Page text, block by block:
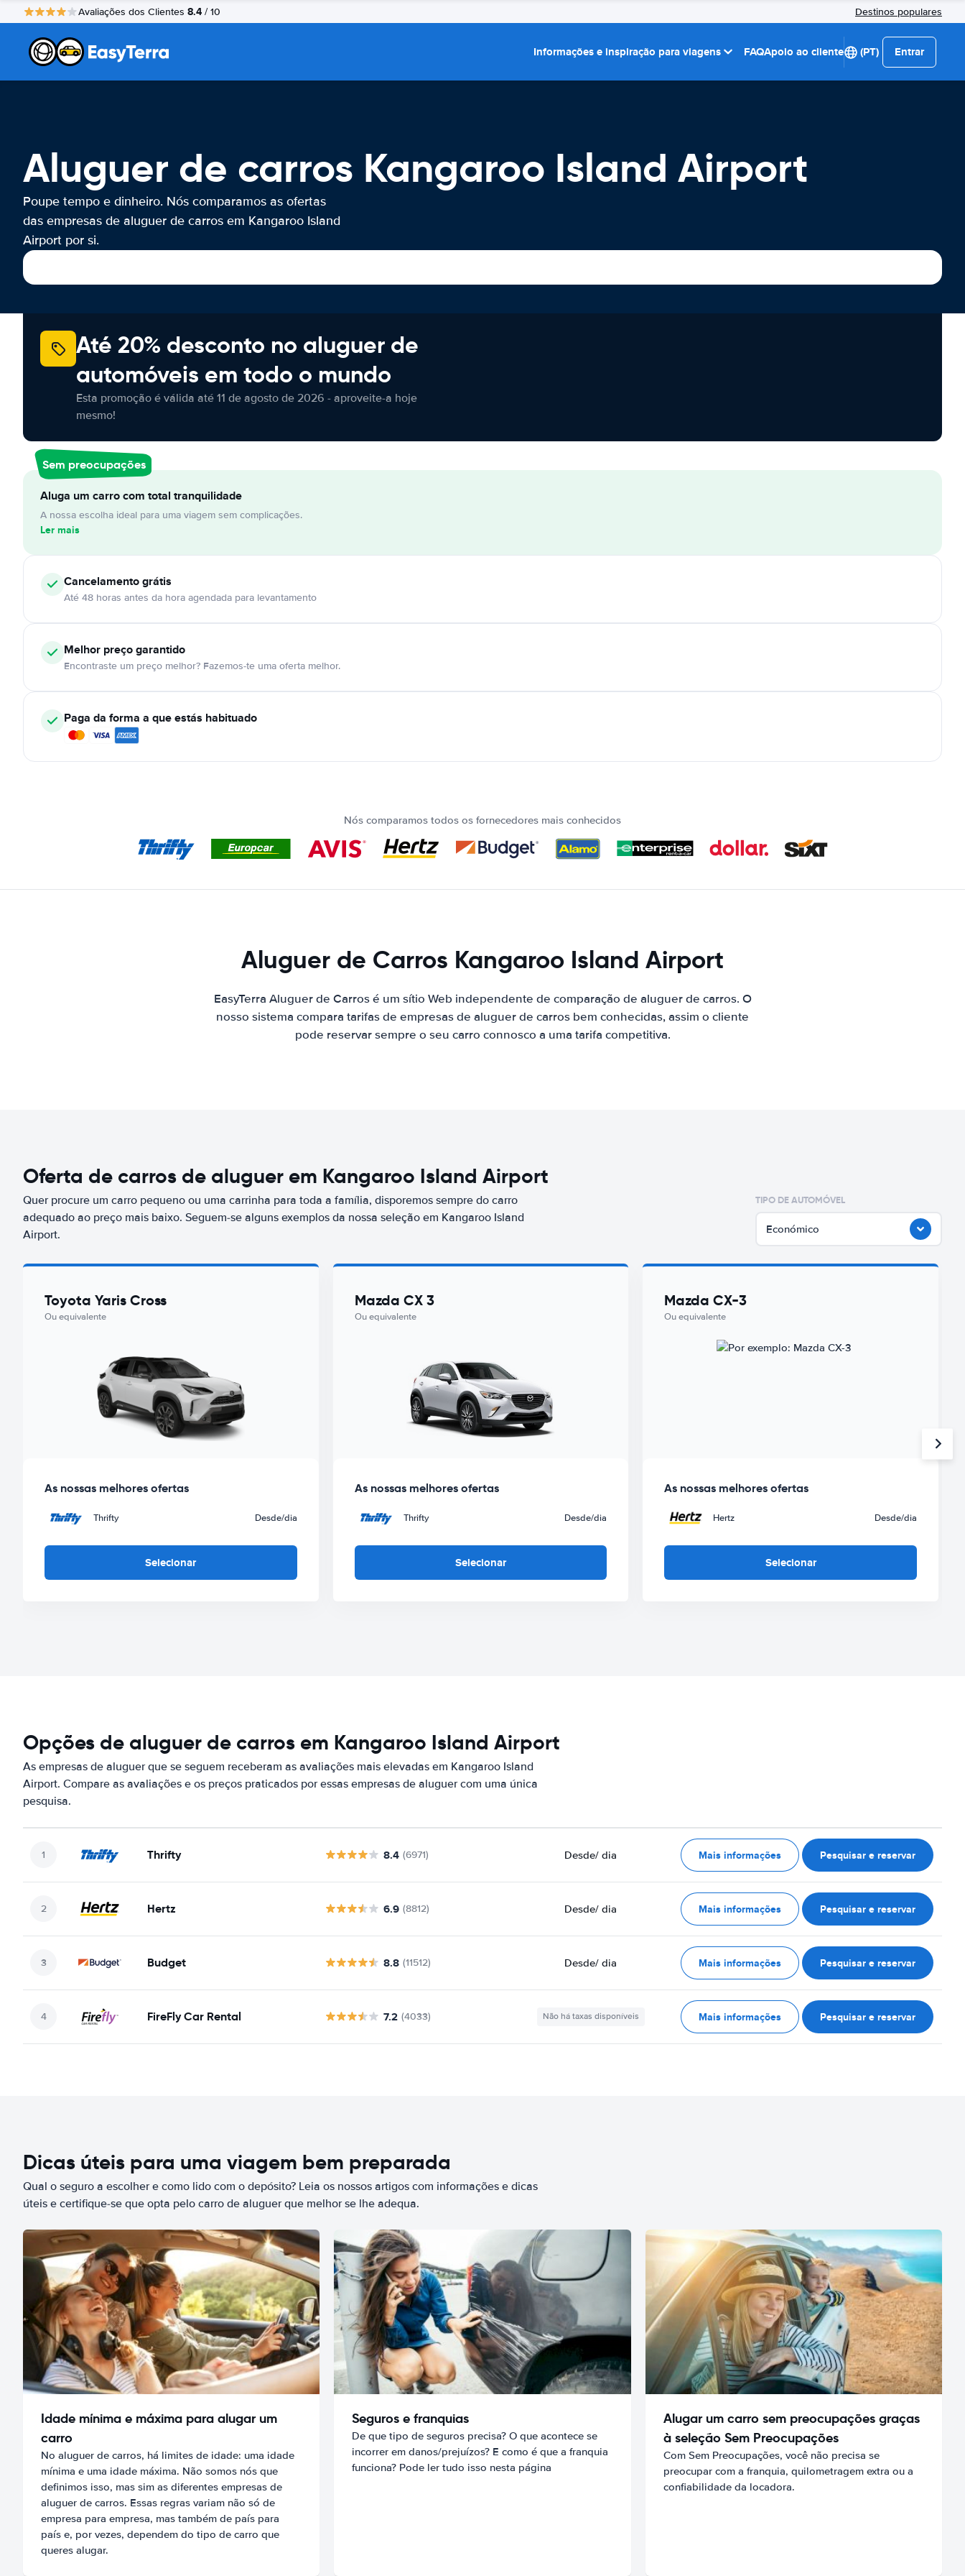
Avaliações dos Clientes 8.4 / 10 Destinos populares
Informações e inspiração para viagens FAQApoio ao cliente (PT) Entrar
Aluguer de carros Kangaroo Island Airport
Poupe tempo e dinheiro. Nós comparamos as ofertas
das empresas de aluguer de carros em Kangaroo Island
Airport por si.
Até 20% desconto no aluguer de
automóveis em todo o mundo
Esta promoção é válida até 11 de agosto de 2026 - aproveite-a hoje
mesmo!
Sem preocupações
Aluga um carro com total tranquilidade
A nossa escolha ideal para uma viagem sem complicações.
Ler mais
Cancelamentográtis
Até 48 horas antes da hora agendada para levantamento
Melhor preço garantido
Encontraste um preço melhor? Fazemos-te uma oferta melhor.
Paga da forma a que estás habituado
Nós comparamos todos os fornecedores mais conhecidos
Aluguer de Carros Kangaroo Island Airport
EasyTerra Aluguer de Carros é um sítio Web independente de comparação de aluguer de carros. O
nosso sistema compara tarifas de empresas de aluguer de carros bem conhecidas, assim o cliente
pode reservar sempre o seu carro connosco a uma tarifa competitiva.
Oferta de carros de aluguer em Kangaroo Island Airport
Quer procure um carro pequeno ou uma carrinha para toda a família, disporemos sempre do carro
adequado ao preço mais baixo. Seguem-se alguns exemplos da nossa seleção em Kangaroo Island
Airport.
TIPO DE AUTOMÓVEL
Económico
Toyota Yaris Cross
Ou equivalente
As nossas melhores ofertas
Thrifty Desde/dia
Selecionar
Mazda CX 3
Ou equivalente
As nossas melhores ofertas
Thrifty Desde/dia
Selecionar
Mazda CX-3
Ou equivalente
As nossas melhores ofertas
Hertz Desde/dia
Selecionar
Opções de aluguer de carros em Kangaroo Island Airport
As empresas de aluguer que se seguem receberam as avaliações mais elevadas em Kangaroo Island
Airport. Compare as avaliações e os preços praticados por essas empresas de aluguer com uma única
pesquisa.
Thrifty 8.4 (6971) Desde/ dia Mais informações Pesquisar e reservar
Hertz 6.9 (8812) Desde/ dia Mais informações Pesquisar e reservar
Budget 8.8 (11512) Desde/ dia Mais informações Pesquisar e reservar
FireFly Car Rental 7.2 (4033) Não há taxas disponíveis Mais informações Pesquisar e reservar
Dicas úteis para uma viagem bem preparada
Qual o seguro a escolher e como lido com o depósito? Leia os nossos artigos com informações e dicas
úteis e certifique-se que opta pelo carro de aluguer que melhor se lhe adequa.
Idade mínima e máxima para alugar um
carro
No aluguer de carros, há limites de idade: uma idade
mínima e uma idade máxima. Não somos nós que
definimos isso, mas sim as diferentes empresas de
aluguer de carros. Essas regras variam não só de
empresa para empresa, mas também de país para
país e, por vezes, dependem do tipo de carro que
queres alugar.
Seguros e franquias
De que tipo de seguros precisa? O que acontece se
incorrer em danos/prejuízos? E como é que a franquia
funciona? Pode ler tudo isso nesta página
Alugar um carro sem preocupações graças
à seleção Sem Preocupações
Com Sem Preocupações, você não precisa se
preocupar com a franquia, quilometragem extra ou a
confiabilidade da locadora.